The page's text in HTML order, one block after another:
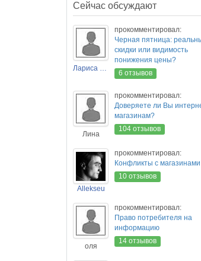
Сейчас обсуждают
Лариса Новикова
прокомментировал:
Черная пятница:
скидки или видимость
понижения цены?
6 отзывов
Лина
прокомментировал:
Доверяете ли Вы
магазинам?
104 отзывов
Allekseu
прокомментировал:
Конфликты с магазинами
10 отзывов
оля
прокомментировал:
Право потребителя на
информацию
14 отзывов